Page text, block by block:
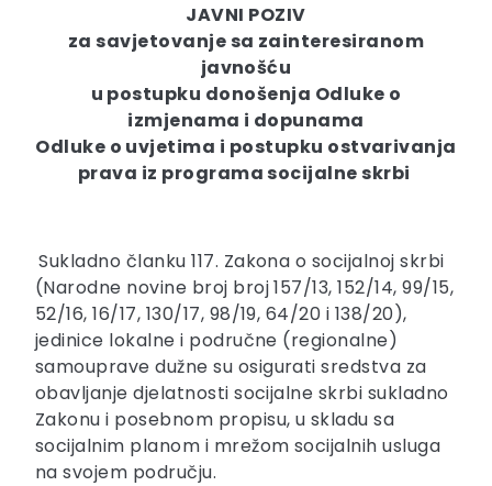
JAVNI POZIV
za savjetovanje sa zainteresiranom
javnošću
u postupku donošenja Odluke o
izmjenama i dopunama
Odluke o uvjetima i postupku ostvarivanja
prava iz programa socijalne skrbi
Sukladno članku 117. Zakona o socijalnoj skrbi
(Narodne novine broj broj 157/13, 152/14, 99/15,
52/16, 16/17, 130/17, 98/19, 64/20 i 138/20),
jedinice lokalne i područne (regionalne)
samouprave dužne su osigurati sredstva za
obavljanje djelatnosti socijalne skrbi sukladno
Zakonu i posebnom propisu, u skladu sa
socijalnim planom i mrežom socijalnih usluga
na svojem području.